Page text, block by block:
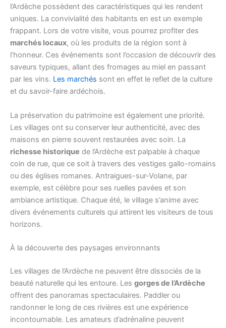
l’Ardèche possèdent des caractéristiques qui les rendent
uniques. La convivialité des habitants en est un exemple
frappant. Lors de votre visite, vous pourrez profiter des
marchés locaux, où les produits de la région sont à
l’honneur. Ces événements sont l’occasion de découvrir des
saveurs typiques, allant des fromages au miel en passant
par les vins. Les marchés sont en effet le reflet de la culture
et du savoir-faire ardéchois.
La préservation du patrimoine est également une priorité.
Les villages ont su conserver leur authenticité, avec des
maisons en pierre souvent restaurées avec soin. La
richesse historique de l’Ardèche est palpable à chaque
coin de rue, que ce soit à travers des vestiges gallo-romains
ou des églises romanes. Antraigues-sur-Volane, par
exemple, est célèbre pour ses ruelles pavées et son
ambiance artistique. Chaque été, le village s’anime avec
divers événements culturels qui attirent les visiteurs de tous
horizons.
À la découverte des paysages environnants
Les villages de l’Ardèche ne peuvent être dissociés de la
beauté naturelle qui les entoure. Les gorges de l’Ardèche
offrent des panoramas spectaculaires. Paddler ou
randonner le long de ces rivières est une expérience
incontournable. Les amateurs d’adrénaline peuvent